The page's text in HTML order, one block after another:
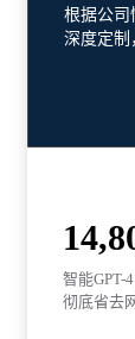
根据公司
深度定制
智能GPT-
彻底省去